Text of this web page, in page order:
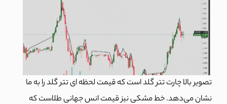
تصویر بالا چارت تتر گلد است که قیمت لحظه ای تتر گلد را به ما
نشان می‌دهد. خط مشکی نیز قیمت انس جهانی طلاست که